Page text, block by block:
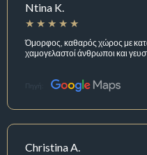
Ntina K.
Όμορφος, καθαρός χώρος με
χαμογελαστοί άνθρωποι και
Πηγή:
Christina A.